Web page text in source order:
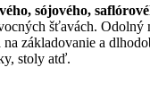
sójového,
šťavách.
základovanie a
stoly atď.